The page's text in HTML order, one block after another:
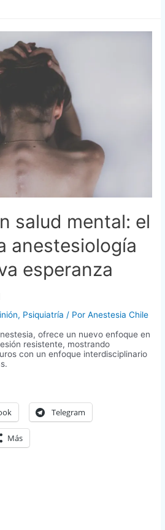
salud mental: el
anestesiología
esperanza
, Psiquiatría / PorAnestesia Chile
ofrece un nuevo enfoque en
resistente, mostrando
con un enfoque interdisciplinario
Telegram
Más